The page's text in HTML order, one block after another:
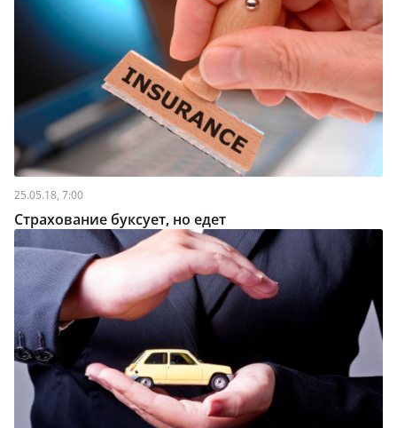
25.05.18, 7:00
Страхование буксует, но едет